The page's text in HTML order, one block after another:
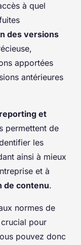
à quel
des versions
apportées
antérieures
reporting et
permettent de
les
ainsi à mieux
et à
de contenu.
normes de
pour
pouvez donc